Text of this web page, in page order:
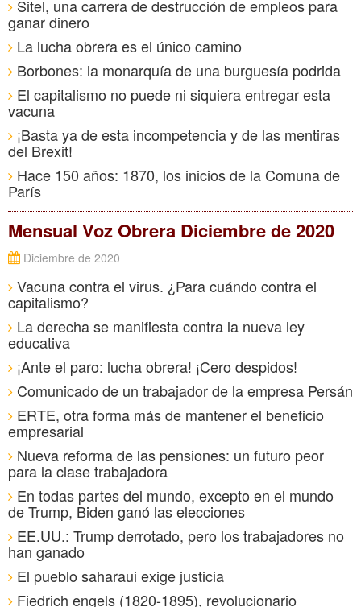
Sitel, una carrera de destrucción de empleos para
ganar dinero
La lucha obrera es el único camino
Borbones: la monarquía de una burguesía podrida
El capitalismo no puede ni siquiera entregar esta
vacuna
¡Basta ya de esta incompetencia y de las mentiras
del Brexit!
Hace 150 años: 1870, los inicios de la Comuna de
París
Mensual Voz Obrera Diciembre de 2020
Diciembre de 2020
Vacuna contra el virus. ¿Para cuándo contra el
capitalismo?
La derecha se manifiesta contra la nueva ley
educativa
¡Ante el paro: lucha obrera! ¡Cero despidos!
Comunicado de un trabajador de la empresa Persán
ERTE, otra forma más de mantener el beneficio
empresarial
Nueva reforma de las pensiones: un futuro peor
para la clase trabajadora
En todas partes del mundo, excepto en el mundo
de Trump, Biden ganó las elecciones
EE.UU.: Trump derrotado, pero los trabajadores no
han ganado
El pueblo saharaui exige justicia
Fiedrich engels (1820-1895), revolucionario